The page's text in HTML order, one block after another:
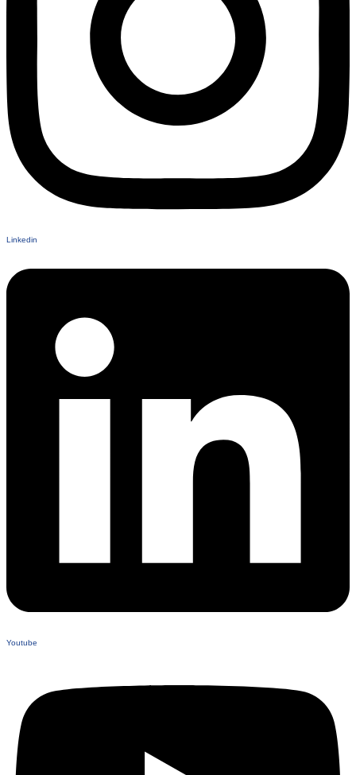
Linkedin
Youtube